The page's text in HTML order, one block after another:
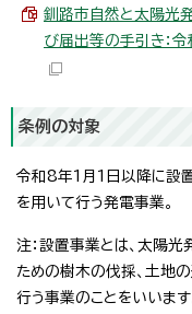
釧路市自然と太陽光
び届出等の手引き：
条例の対象
令和8年1月1日以降に設
を用いて行う発電事業。
注：設置事業とは、太陽光
ための樹木の伐採、土地
行う事業のことをいいます